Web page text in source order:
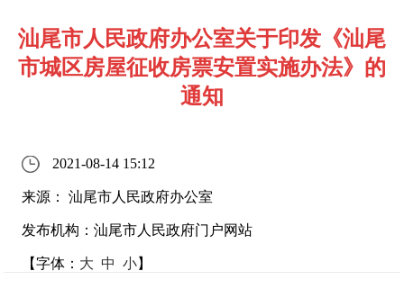
汕尾市人民政府办公室关于印发《汕尾
市城区房屋征收房票安置实施办法》的
通知
2021-08-14 15:12
来源： 汕尾市人民政府办公室
发布机构：汕尾市人民政府门户网站
【字体： 大 中 小】